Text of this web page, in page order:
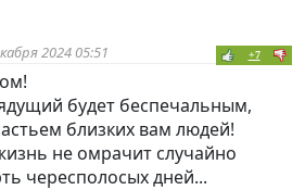
2024 05:51 +7
будет беспечальным,
близких вам людей!
не омрачит случайно
чересполосых дней...